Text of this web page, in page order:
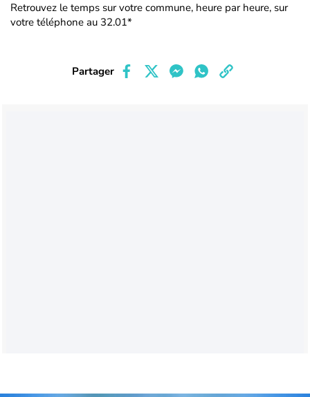
Retrouvez le temps sur votre commune, heure par heure, sur
votre téléphone au 32.01*
Partager